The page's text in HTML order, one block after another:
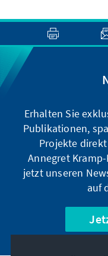
Erhalten Sie
Publikationen,
Projekte
Annegret
jetzt unseren
auf